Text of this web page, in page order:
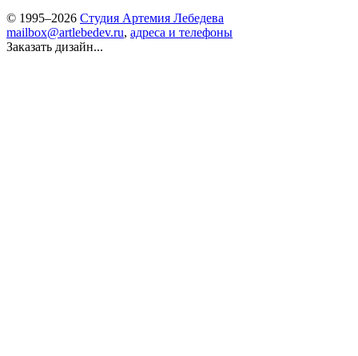
© 1995–2026 Студия Артемия Лебедева
mailbox@artlebedev.ru, адреса и телефоны
Заказать дизайн...